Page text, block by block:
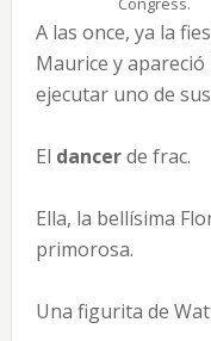
A las once, ya la
Maurice y
ejecutar uno de
El dancerde frac.
Ella, la bellísima
primorosa.
Una figurita de